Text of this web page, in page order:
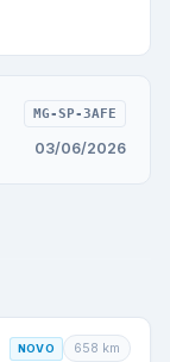
MG-SP-3AFE
03/06/2026
NOVO 658 km